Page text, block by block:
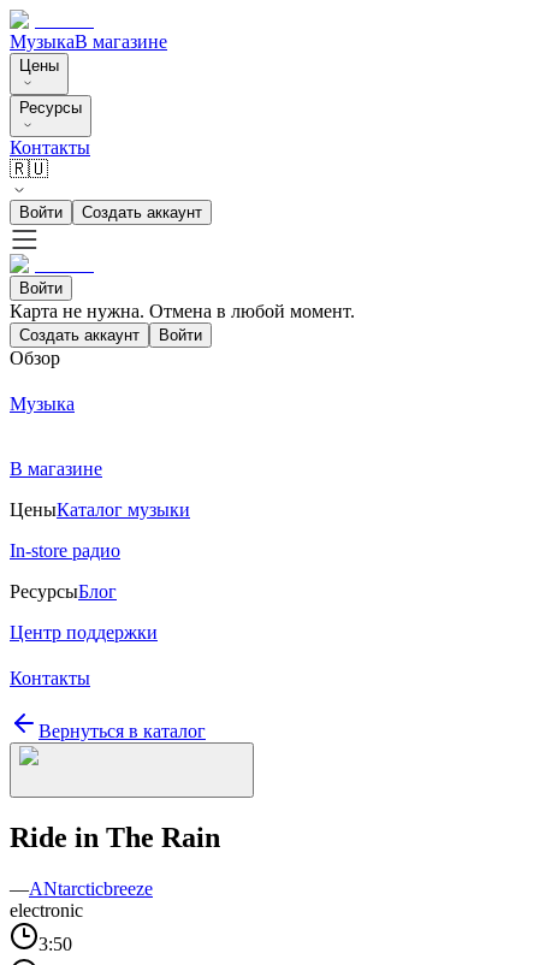
МузыкаВ магазине
Цены
Ресурсы
Контакты
🇷🇺
Войти Создать аккаунт
Войти
Карта не нужна. Отмена в любой момент.
Создать аккаунт Войти
Обзор
Музыка
В магазине
ЦеныКаталог музыки
In-store радио
РесурсыБлог
Центр поддержки
Контакты
Вернуться в каталог
Ride in The Rain
—ANtarcticbreeze
electronic
3:50